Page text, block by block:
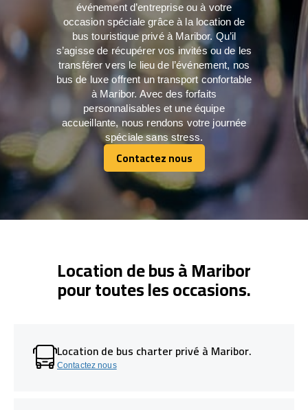
événement d’entreprise ou à votre
occasion spéciale grâce à la location de
bus touristique privé à Maribor. Qu’il
s’agisse de récupérer vos invités ou de les
transférer vers le lieu de l’événement, nos
bus de luxe offrent un transport confortable
à Maribor. Avec des forfaits
personnalisables et une équipe
accueillante, nous rendons votre journée
spéciale sans stress.
Contactez nous
Contactez nous
Location de bus à Maribor
pour toutes les occasions.
Location de bus charter privé à Maribor.
Contactez nous